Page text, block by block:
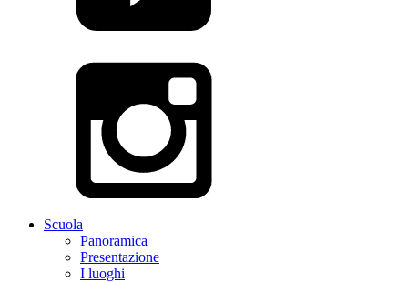
Scuola
Panoramica
Presentazione
I luoghi